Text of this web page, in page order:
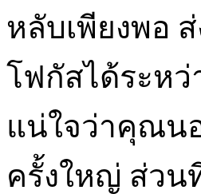
หลับเพียงพอ
โฟกัสได้ระห
แน่ใจว่าคุณน
ครั้งใหญ่ ส่วน